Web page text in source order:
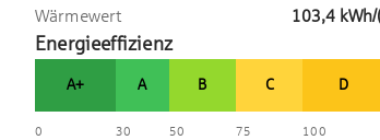
Wärmewert 103,4
Energieeffizienz
A+ A B C D
0 30 50 75 100